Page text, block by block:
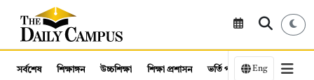
সর্বশেষ শিক্ষাঙ্গন উচ্চশিক্ষা শিক্ষা প্রশাসন ভর্তি পরীক্ষা কর্মসংস্থান
Eng